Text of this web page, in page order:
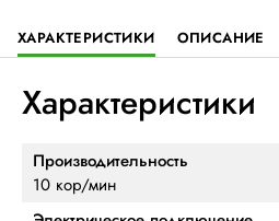
ХАРАКТЕРИСТИКИ ОПИСАНИЕ
Характеристики
Производительность
10 кор/мин